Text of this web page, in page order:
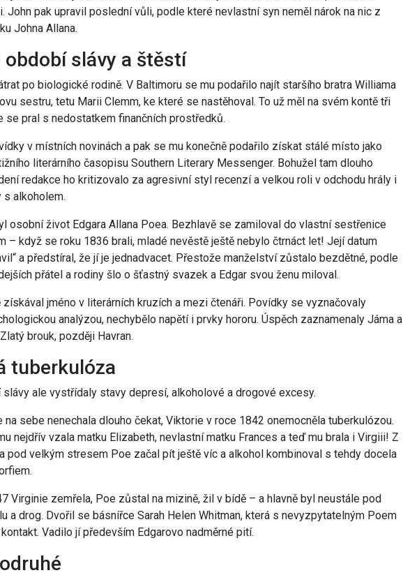
John pak upravil poslední vůli, podle které nevlastní syn neměl nárok na nic z
Johna Allana.
období slávy a štěstí
po biologické rodině. V Baltimoru se mu podařilo najít staršího bratra Williama
sestru, tetu Marii Clemm, ke které se nastěhoval. To už měl na svém kontě tři
se pral s nedostatkem finančních prostředků.
v místních novinách a pak se mu konečně podařilo získat stálé místo jako
literárního časopisu Southern Literary Messenger. Bohužel tam dlouho
redakce ho kritizovalo za agresivní styl recenzí a velkou roli v odchodu hrály i
s alkoholem.
osobní život Edgara Allana Poea. Bezhlavě se zamiloval do vlastní sestřenice
– když se roku 1836 brali, mladé nevěstě ještě nebylo čtrnáct let! Její datum
a předstíral, že jí je jednadvacet. Přestože manželství zůstalo bezdětné, podle
přátel a rodiny šlo o šťastný svazek a Edgar svou ženu miloval.
získával jméno v literárních kruzích a mezi čtenáři. Povídky se vyznačovaly
analýzou, nechybělo napětí i prvky hororu. Úspěch zaznamenaly Jáma a
brouk, později Havran.
tuberkulóza
slávy ale vystřídaly stavy depresí, alkoholové a drogové excesy.
na sebe nenechala dlouho čekat, Viktorie v roce 1842 onemocněla tuberkulózou.
nejdřív vzala matku Elizabeth, nevlastní matku Frances a teď mu brala i Virgiii! Z
pod velkým stresem Poe začal pít ještě víc a alkohol kombinoval s tehdy docela
Virginie zemřela, Poe zůstal na mizině, žil v bídě – a hlavně byl neustále pod
a drog. Dvořil se básnířce Sarah Helen Whitman, která s nevyzpytatelným Poem
Vadilo jí především Edgarovo nadměrné pití.